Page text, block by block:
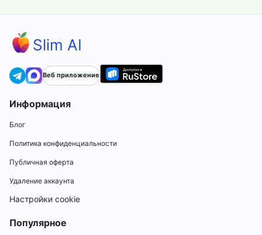
Slim AI
Веб приложение
Информация
Блог
Политика конфиденциальности
Публичная оферта
Удаление аккаунта
Настройки cookie
Популярное